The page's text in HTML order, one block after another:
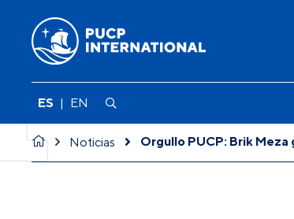
ES | EN
Noticias Orgullo PUCP: Brik Meza